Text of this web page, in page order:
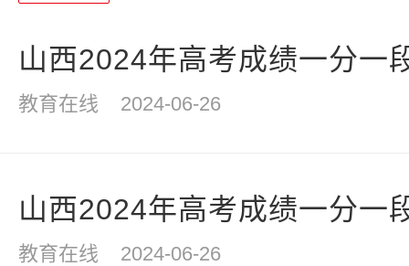
山西2024年高考成绩一分一
教育在线 2024-06-26
山西2024年高考成绩一分一
教育在线 2024-06-26